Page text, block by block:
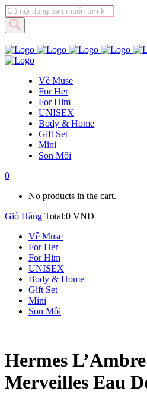
Tìm
kiếm
sản
Về Muse
For Her
For Him
UNISEX
Body & Home
Gift Set
Mini
Son Môi
0
No products in the cart.
Giỏ Hàng Total:0 VND
Về Muse
For Her
For Him
UNISEX
Body & Home
Gift Set
Mini
Son Môi
Hermes
Merveilles Eau